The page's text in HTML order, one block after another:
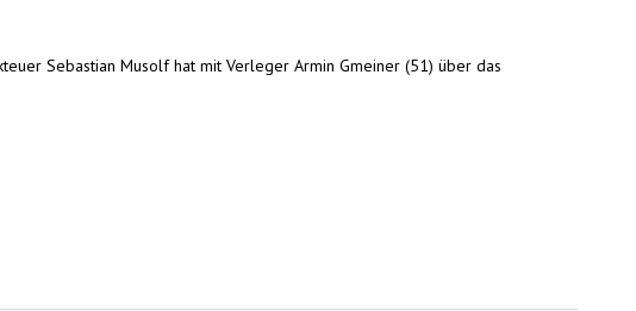
Sebastian Musolf hat mit Verleger Armin Gmeiner (51) über das